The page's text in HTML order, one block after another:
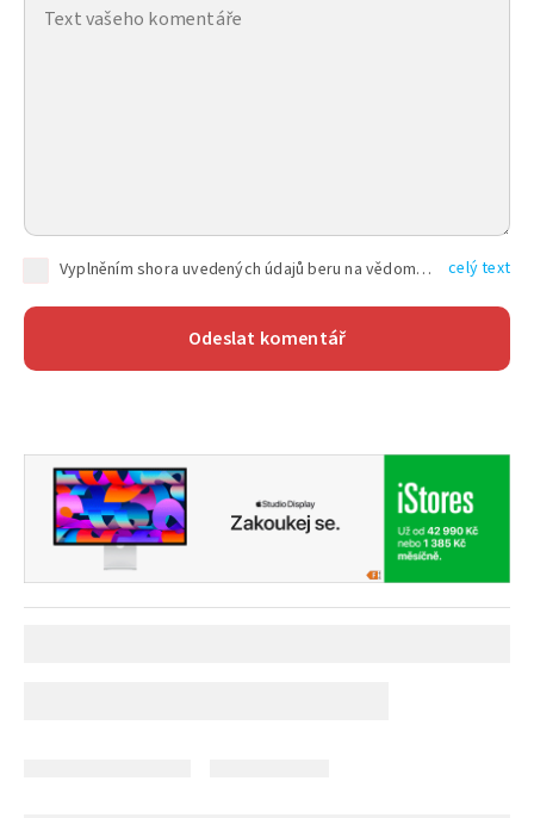
Vyplněním shora uvedených údajů beru na vědomí, že společnost TEXT FACTORY s.r.o., sídlem Brno, Durďákova 336/29, Černá Pole, PSČ: 613 00, IČ: 06157831, zapsané u Krajského soudu v Brně, oddíl C, vložka 100399, bude zpracovávat mé osobní údaje uvedené v rámci mnou vyplněného registračního formuláře na základě oprávněných zájmů TEXT FACTORY s.r.o. dle čl. 6 odst. 1 písm. f) GDPR a pro splnění právních povinností (čl. 6 odst. 1 písm. c) GDPR), a to pro tyto účely: nezbytnost zajistit oprávnění návštěvníka webových stránek provozovaných společností TEXT FACTORY s.r.o. přispívat aktivně ke zveřejněným článkům nebo v rámci diskusních fór a výkon práv TEXT FACTORY s.r.o. jako administrátora těchto diskusních fór. Více informací o zpracování osobních údajů a právech lze nalézt v celý text